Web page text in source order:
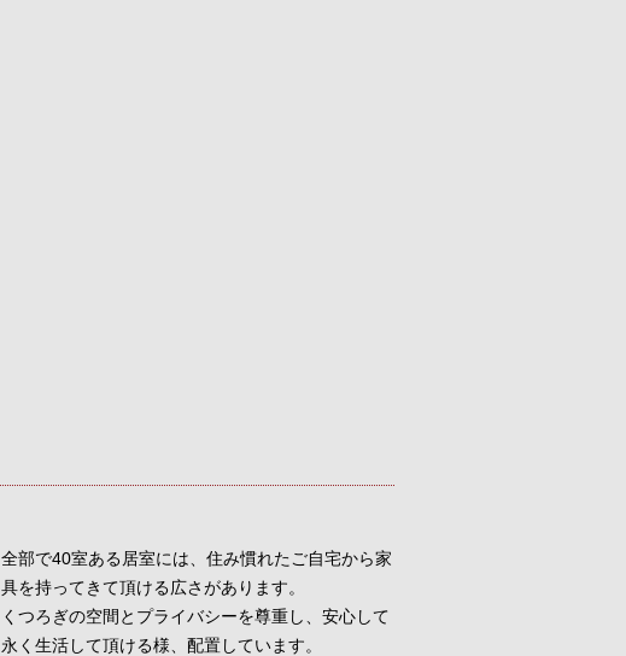
全部で40室ある居室には、住み慣れたご自宅から家
具を持ってきて頂ける広さがあります。
くつろぎの空間とプライバシーを尊重し、安心して
永く生活して頂ける様、配置しています。